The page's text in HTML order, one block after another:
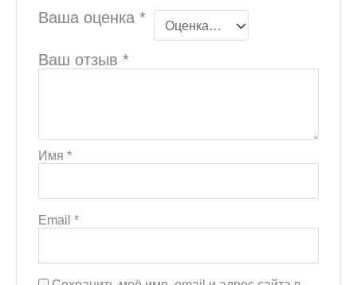
Ваша оценка*
Ваш отзыв*
Имя*
Email*